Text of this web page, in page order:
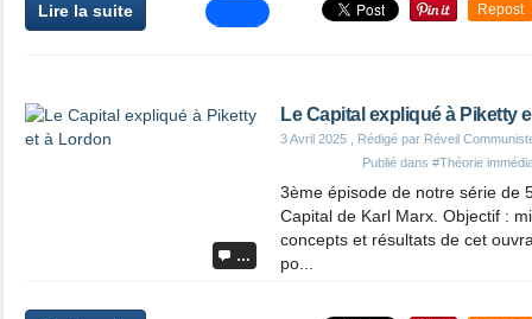
Lire la suite Repost
…
Le Capital expliqué à Piketty
3 Avril 2025 , Rédigé par Réveil
Publié dans #Théorie
3ème épisode de notre série de
Capital de Karl Marx. Objectif :
concepts et résultats de cet
po...